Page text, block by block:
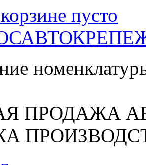
пусто
ПРОДАЖА